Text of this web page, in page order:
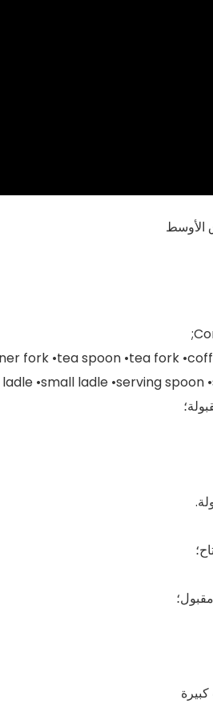
الأوسط
fork •tea spoon •tea fork
•small ladle •serving spoon